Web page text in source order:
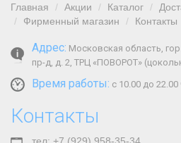
Главная Акции Каталог
Фирменный магазин
Контакты
Адрес: Московская область,
пр-д, д. 2, ТРЦ «ПОВОРОТ»
Время работы: с 10.00 до 22.00
Контакты